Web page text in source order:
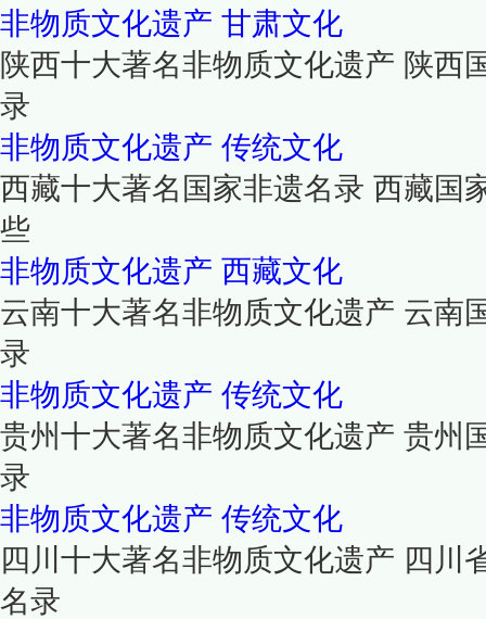
非物质文化遗产 甘肃文化
陕西十大著名非物质文化遗产 陕西
录
非物质文化遗产 传统文化
西藏十大著名国家非遗名录 西藏国
些
非物质文化遗产 西藏文化
云南十大著名非物质文化遗产 云南
录
非物质文化遗产 传统文化
贵州十大著名非物质文化遗产 贵州
录
非物质文化遗产 传统文化
四川十大著名非物质文化遗产 四川
名录